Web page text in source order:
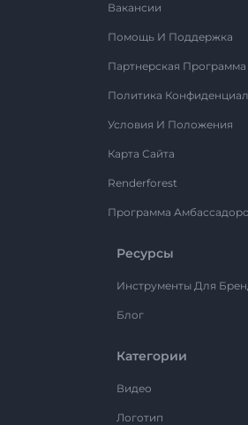
Вакансии
Помощь И Поддержка
Партнерская Программа
Политика
Условия И Положения
Карта Сайта
Renderforest
Программа
Ресурсы
Инструменты Для
Блог
Категории
Видео
Логотип